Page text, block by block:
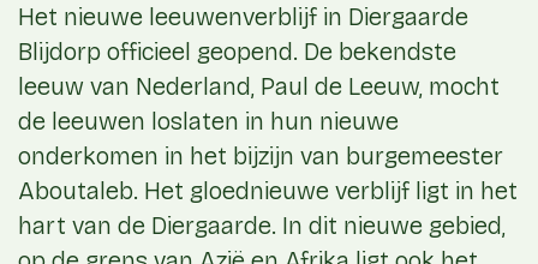
Het nieuwe leeuwenverblijf in Diergaarde
Blijdorp officieel geopend. De bekendste
leeuw van Nederland, Paul de Leeuw, mocht
de leeuwen loslaten in hun nieuwe
onderkomen in het bijzijn van burgemeester
Aboutaleb. Het gloednieuwe verblijf ligt in het
hart van de Diergaarde. In dit nieuwe gebied,